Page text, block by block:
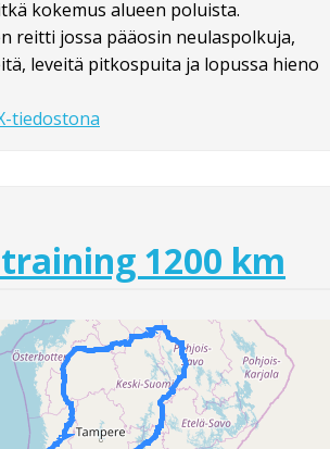
kokemus alueen poluista.
reitti jossa pääosin neulaspolkuja,
leveitä pitkospuita ja lopussa hieno
tiedostona
1200 km